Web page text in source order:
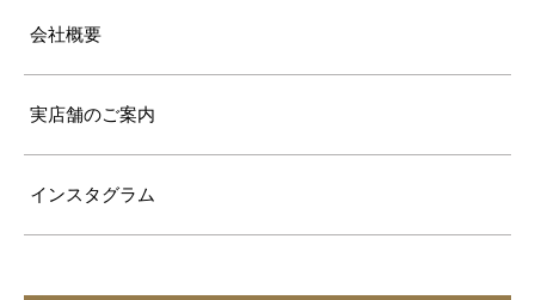
会社概要
実店舗のご案内
インスタグラム